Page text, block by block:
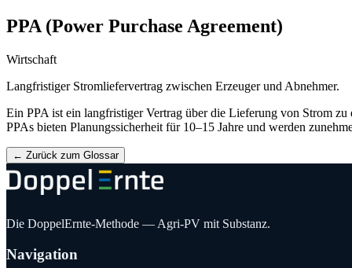
PPA (Power Purchase Agreement)
Wirtschaft
Langfristiger Stromliefervertrag zwischen Erzeuger und Abnehmer.
Ein PPA ist ein langfristiger Vertrag über die Lieferung von Strom zu
PPAs bieten Planungssicherheit für 10–15 Jahre und werden
← Zurück zum Glossar
Die DoppelErnte-Methode — Agri-PV mit Substanz.
Navigation